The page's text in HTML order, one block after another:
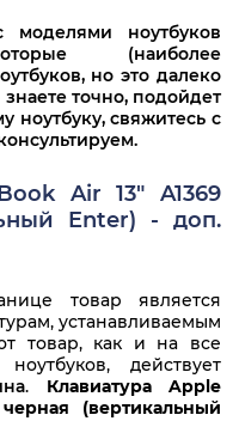
A
A
A
A
моделями ноутбуков
(наиболее
но это далеко
точно, подойдет
ноутбуку, свяжитесь с
Air 13" A1369
Enter) - доп.
товар является
устанавливаемым
товар, как и на все
действует
. Клавиатура Apple
(вертикальный